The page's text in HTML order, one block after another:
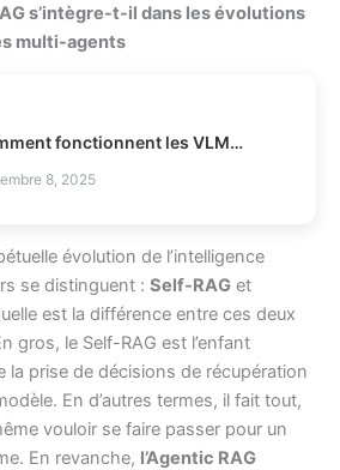
s’intègre-t-il dans les évolutions
multi-agents
Comment fonctionnent les VLMs modernes en IA ?
8, 2025
évolution de l’intelligence
se distinguent : Self-RAG et
est la différence entre ces deux
gros, le Self-RAG est l’enfant
la prise de décisions de récupération
En d’autres termes, il fait tout,
vouloir se faire passer pour un
En revanche, l’Agentic RAG